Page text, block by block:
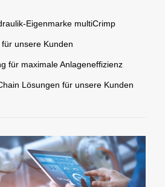
Eigenmarke multiCrimp
unsere Kunden
für maximale Anlageneffizienz
Lösungen für unsere Kunden